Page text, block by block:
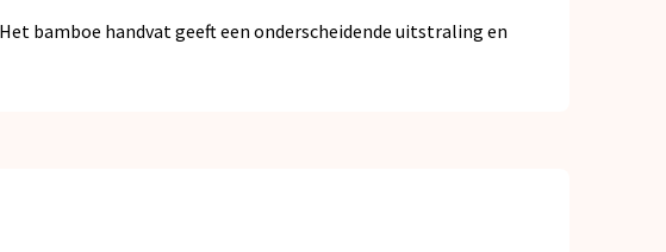
bamboe handvat geeft een onderscheidende uitstraling en